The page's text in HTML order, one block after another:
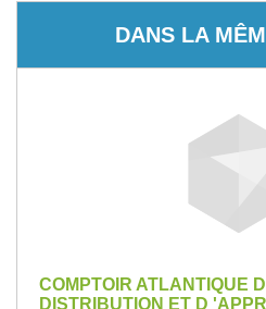
DANS LA
COMPTOIR ATLANTIQUE
DISTRIBUTION ET D